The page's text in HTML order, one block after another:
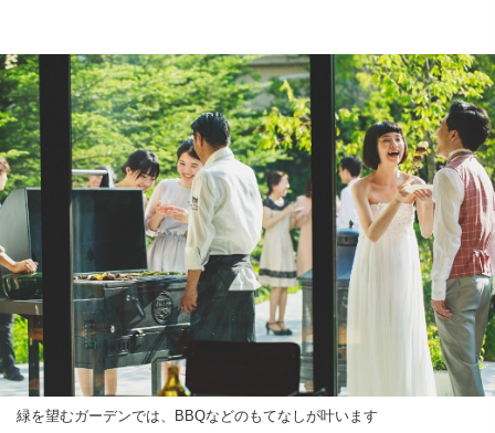
緑を望むガーデンでは、BBQなどのもてなしが叶います